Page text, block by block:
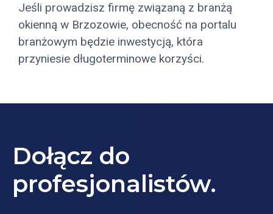
Jeśli prowadzisz firmę związaną z branżą
okienną w Brzozowie, obecność na portalu
branżowym będzie inwestycją, która
przyniesie długoterminowe korzyści.
Dołącz do
profesjonalistów.